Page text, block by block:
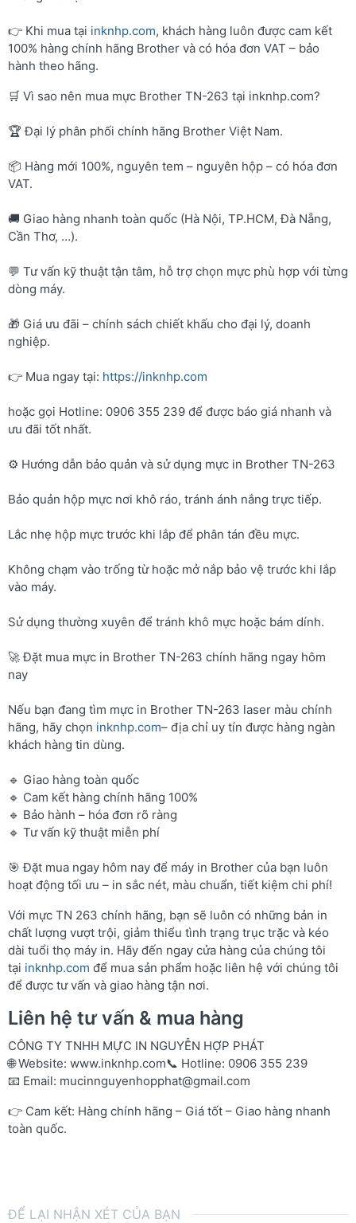
👉 Khi mua tại inknhp.com, khách hàng luôn được cam kết
100% hàng chính hãng Brother và có hóa đơn VAT – bảo
hành theo hãng.
🛒 Vì sao nên mua mực Brother TN-263 tại inknhp.com?
🏆 Đại lý phân phối chính hãng Brother Việt Nam.
📦 Hàng mới 100%, nguyên tem – nguyên hộp – có hóa đơn
VAT.
🚚 Giao hàng nhanh toàn quốc (Hà Nội, TP.HCM, Đà Nẵng,
Cần Thơ, …).
💬 Tư vấn kỹ thuật tận tâm, hỗ trợ chọn mực phù hợp với từng
dòng máy.
🎁 Giá ưu đãi – chính sách chiết khấu cho đại lý, doanh
nghiệp.
👉 Mua ngay tại: https://inknhp.com
hoặc gọi Hotline: 0906 355 239 để được báo giá nhanh và
ưu đãi tốt nhất.
⚙️ Hướng dẫn bảo quản và sử dụng mực in Brother TN-263
Bảo quản hộp mực nơi khô ráo, tránh ánh nắng trực tiếp.
Lắc nhẹ hộp mực trước khi lắp để phân tán đều mực.
Không chạm vào trống từ hoặc mở nắp bảo vệ trước khi lắp
vào máy.
Sử dụng thường xuyên để tránh khô mực hoặc bám dính.
🚀 Đặt mua mực in Brother TN-263 chính hãng ngay hôm
nay
Nếu bạn đang tìm mực in Brother TN-263 laser màu chính
hãng, hãy chọn inknhp.com– địa chỉ uy tín được hàng ngàn
khách hàng tin dùng.
🔹 Giao hàng toàn quốc
🔹 Cam kết hàng chính hãng 100%
🔹 Bảo hành – hóa đơn rõ ràng
🔹 Tư vấn kỹ thuật miễn phí
🎯 Đặt mua ngay hôm nay để máy in Brother của bạn luôn
hoạt động tối ưu – in sắc nét, màu chuẩn, tiết kiệm chi phí!
Với mực TN 263 chính hãng, bạn sẽ luôn có những bản in
chất lượng vượt trội, giảm thiểu tình trạng trục trặc và kéo
dài tuổi thọ máy in. Hãy đến ngay cửa hàng của chúng tôi
tại inknhp.com để mua sản phẩm hoặc liên hệ với chúng tôi
để được tư vấn và giao hàng tận nơi.
Liên hệ tư vấn & mua hàng
CÔNG TY TNHH MỰC IN NGUYỄN HỢP PHÁT
🌐 Website: www.inknhp.com📞 Hotline: 0906 355 239
📧 Email: mucinnguyenhopphat@gmail.com
👉 Cam kết: Hàng chính hãng – Giá tốt – Giao hàng nhanh
toàn quốc.
ĐỂ LẠI NHẬN XÉT CỦA BẠN